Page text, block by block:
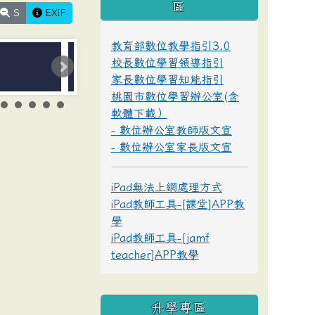
S EXIF
區
教育部數位教學指引3.0
校長數位學習領導指引
家長數位學習知能指引
桃園市數位學習辦公室(含
軟體下載）
- 數位辦公室教師版文宣
- 數位辦公室家長版文宣
iPad無法上網處理方式
iPad教師工具-[課堂]APP教
學
iPad教師工具-[jamf
teacher]APP教學
升學專區